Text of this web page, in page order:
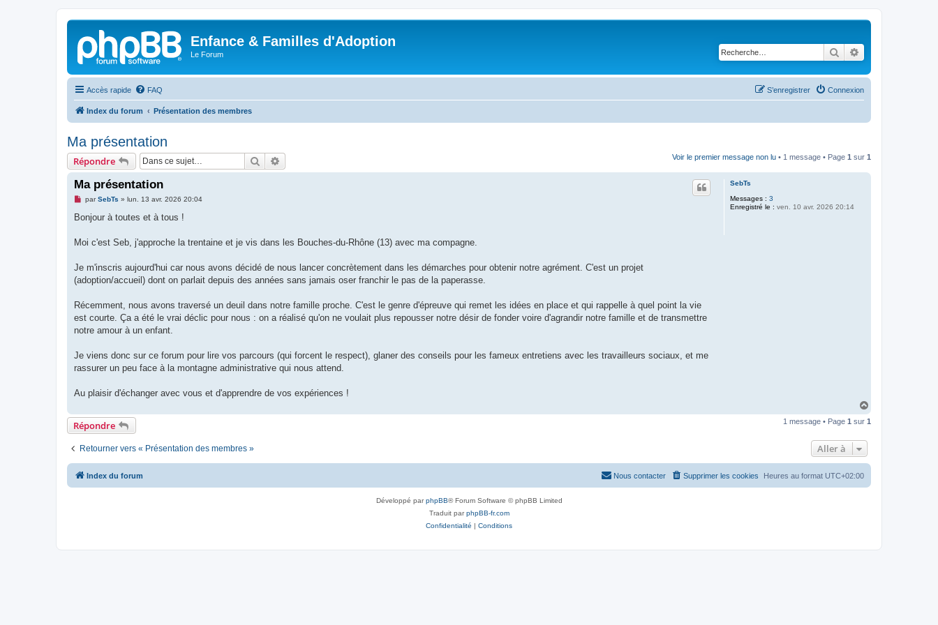
Enfance & Familles d'Adoption
Le Forum Rechercher
Accès rapide FAQ Connexion
S’enregistrer
Index du forum Présentation des membres
Ma présentation
Répondre Rechercher Voir le premier message non lu • 1 message • Page 1 sur 1
SebTs
Messages : 3
Enregistré le : ven. 10 avr. 2026 20:14
Ma présentation
M
s
g
o
l
parSebTs » lun. 13 avr. 2026 20:04
Bonjour à toutes et à tous !
Moi c'est Seb, j'approche la trentaine et je vis dans les Bouches-du-Rhône (13) avec ma compagne.
Je m'inscris aujourd'hui car nous avons décidé de nous lancer concrètement dans les démarches pour obtenir notre agrément. C'est un projet
(adoption/accueil) dont on parlait depuis des années sans jamais oser franchir le pas de la paperasse.
Récemment, nous avons traversé un deuil dans notre famille proche. C'est le genre d'épreuve qui remet les idées en place et qui rappelle à quel point la vie
est courte. Ça a été le vrai déclic pour nous : on a réalisé qu'on ne voulait plus repousser notre désir de fonder voire d'agrandir notre famille et de transmettre
notre amour à un enfant.
Je viens donc sur ce forum pour lire vos parcours (qui forcent le respect), glaner des conseils pour les fameux entretiens avec les travailleurs sociaux, et me
rassurer un peu face à la montagne administrative qui nous attend.
Au plaisir d'échanger avec vous et d'apprendre de vos expériences !
u
Répondre 1 message • Page 1 sur 1
Retourner vers « Présentation des membres » Aller à
Index du forum Heures au format UTC+02:00
Supprimer les cookies
Nous contacter
Développé parphpBB® Forum Software © phpBB Limited
Traduit parphpBB-fr.com
Confidentialité | Conditions